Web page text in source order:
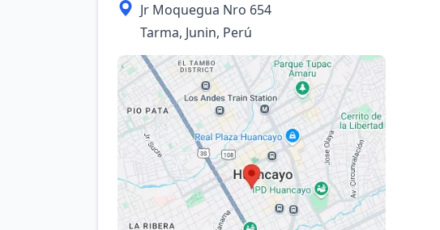
Jr Moquegua Nro 654
Tarma, Junin, Perú